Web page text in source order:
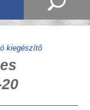
kiegészítő